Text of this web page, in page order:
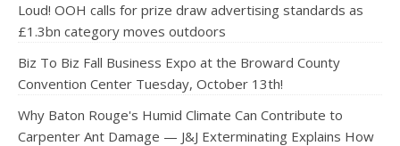
Loud! OOH calls for prize draw advertising standards as
£1.3bn category moves outdoors
Biz To Biz Fall Business Expo at the Broward County
Convention Center Tuesday, October 13th!
Why Baton Rouge's Humid Climate Can Contribute to
Carpenter Ant Damage — J&J Exterminating Explains How